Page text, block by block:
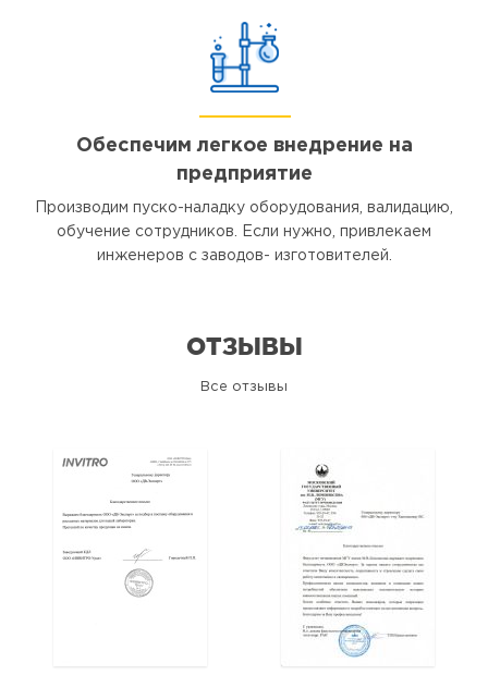
Обеспечим легкое внедрение на
предприятие
Производим пуско-наладку оборудования, валидацию,
обучение сотрудников. Если нужно, привлекаем
инженеров с заводов- изготовителей.
ОТЗЫВЫ
Все отзывы